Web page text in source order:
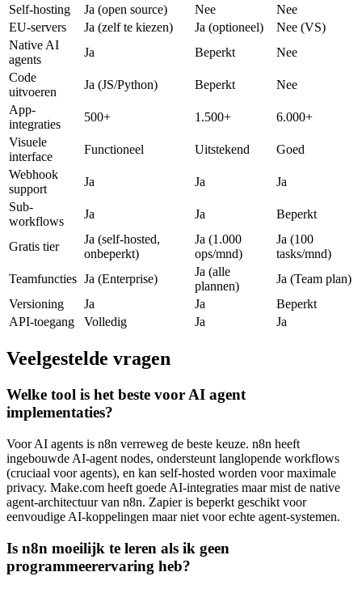
Self-hosting
Ja (open source) Nee
Nee
EU-servers
Ja (zelf te kiezen) Ja (optioneel)
Nee (VS)
Native AI
agents
Ja Beperkt
Nee
Code
uitvoeren
Ja (JS/Python) Beperkt
Nee
App-
integraties
500+ 1.500+
6.000+
Visuele
interface
Functioneel Uitstekend
Goed
Webhook
support
Ja Ja
Ja
Sub-
workflows
Ja Ja Beperkt
Gratis tier
Ja (self-hosted,
onbeperkt)
Ja (1.000
ops/mnd)
Ja (100
tasks/mnd)
Teamfuncties Ja (Enterprise)
Ja (alle
plannen)
Ja (Team plan)
Versioning
Ja Ja
Beperkt
API-toegang
Volledig Ja Ja
Veelgestelde vragen
Welke tool is het beste voor AI agent
implementaties?
Voor AI agents is n8n verreweg de beste keuze. n8n heeft
ingebouwde AI-agent nodes, ondersteunt langlopende workflows
(cruciaal voor agents), en kan self-hosted worden voor maximale
privacy. Make.com heeft goede AI-integraties maar mist de native
agent-architectuur van n8n. Zapier is beperkt geschikt voor
eenvoudige AI-koppelingen maar niet voor echte agent-systemen.
Is n8n moeilijk te leren als ik geen
programmeerervaring heb?